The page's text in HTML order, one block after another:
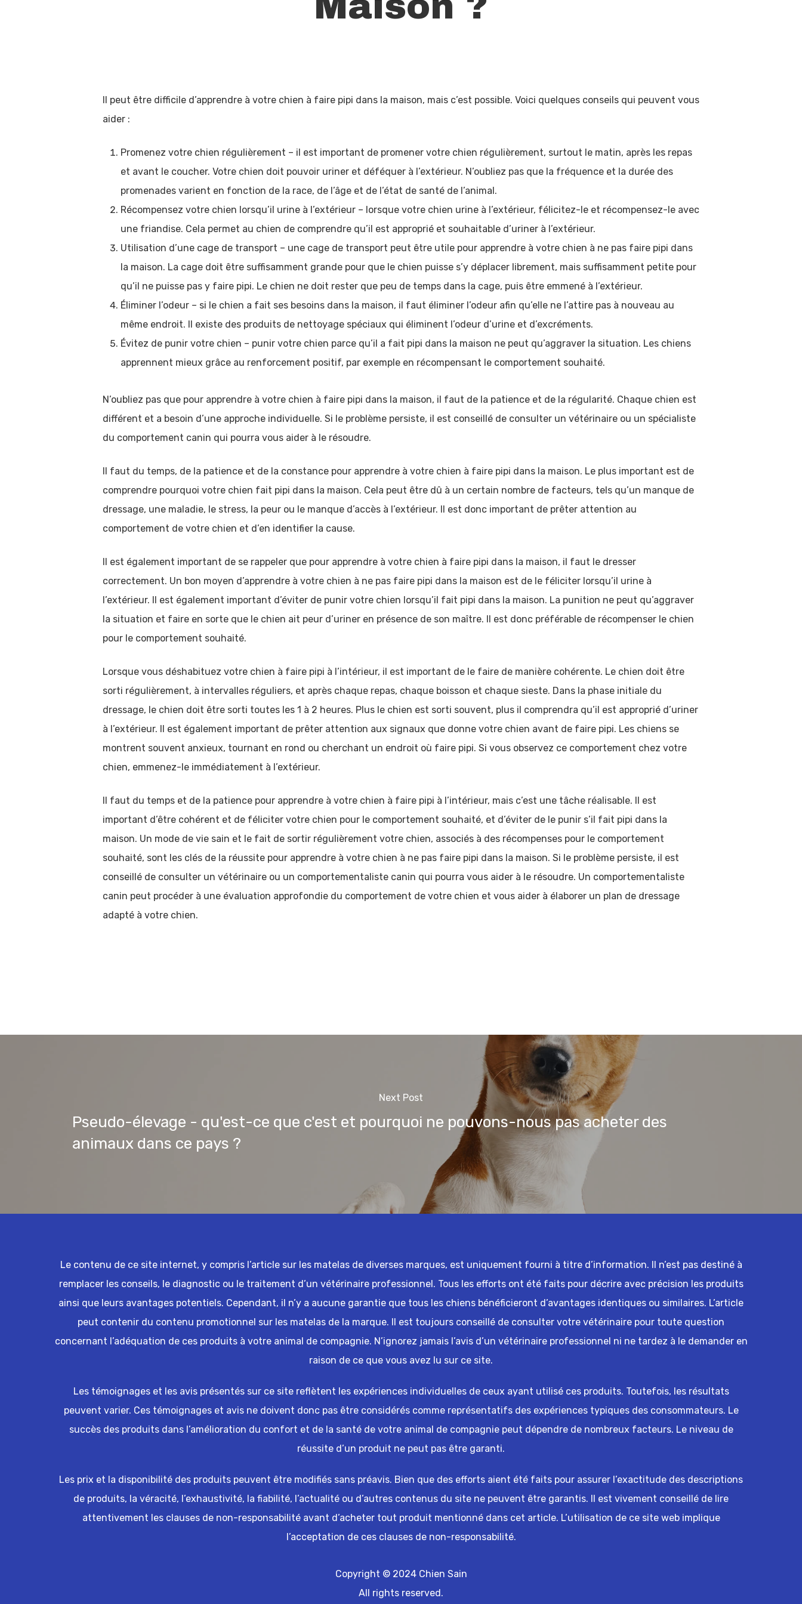
Hit enter to search or ESC to close
Il peut être difficile d’apprendre à votre chien à faire pipi dans la maison, mais c’est possible. Voici quelques conseils qui peuvent vous
aider :
Promenez votre chien régulièrement – il est important de promener votre chien régulièrement, surtout le matin, après les repas
et avant le coucher. Votre chien doit pouvoir uriner et déféquer à l’extérieur. N’oubliez pas que la fréquence et la durée des
promenades varient en fonction de la race, de l’âge et de l’état de santé de l’animal.
Récompensez votre chien lorsqu’il urine à l’extérieur – lorsque votre chien urine à l’extérieur, félicitez-le et récompensez-le avec
une friandise. Cela permet au chien de comprendre qu’il est approprié et souhaitable d’uriner à l’extérieur.
Utilisation d’une cage de transport – une cage de transport peut être utile pour apprendre à votre chien à ne pas faire pipi dans
la maison. La cage doit être suffisamment grande pour que le chien puisse s’y déplacer librement, mais suffisamment petite pour
qu’il ne puisse pas y faire pipi. Le chien ne doit rester que peu de temps dans la cage, puis être emmené à l’extérieur.
Éliminer l’odeur – si le chien a fait ses besoins dans la maison, il faut éliminer l’odeur afin qu’elle ne l’attire pas à nouveau au
même endroit. Il existe des produits de nettoyage spéciaux qui éliminent l’odeur d’urine et d’excréments.
Évitez de punir votre chien – punir votre chien parce qu’il a fait pipi dans la maison ne peut qu’aggraver la situation. Les chiens
apprennent mieux grâce au renforcement positif, par exemple en récompensant le comportement souhaité.
N’oubliez pas que pour apprendre à votre chien à faire pipi dans la maison, il faut de la patience et de la régularité. Chaque chien est
différent et a besoin d’une approche individuelle. Si le problème persiste, il est conseillé de consulter un vétérinaire ou un spécialiste
du comportement canin qui pourra vous aider à le résoudre.
Il faut du temps, de la patience et de la constance pour apprendre à votre chien à faire pipi dans la maison. Le plus important est de
comprendre pourquoi votre chien fait pipi dans la maison. Cela peut être dû à un certain nombre de facteurs, tels qu’un manque de
dressage, une maladie, le stress, la peur ou le manque d’accès à l’extérieur. Il est donc important de prêter attention au
comportement de votre chien et d’en identifier la cause.
Il est également important de se rappeler que pour apprendre à votre chien à faire pipi dans la maison, il faut le dresser
correctement. Un bon moyen d’apprendre à votre chien à ne pas faire pipi dans la maison est de le féliciter lorsqu’il urine à
l’extérieur. Il est également important d’éviter de punir votre chien lorsqu’il fait pipi dans la maison. La punition ne peut qu’aggraver
la situation et faire en sorte que le chien ait peur d’uriner en présence de son maître. Il est donc préférable de récompenser le chien
pour le comportement souhaité.
Lorsque vous déshabituez votre chien à faire pipi à l’intérieur, il est important de le faire de manière cohérente. Le chien doit être
sorti régulièrement, à intervalles réguliers, et après chaque repas, chaque boisson et chaque sieste. Dans la phase initiale du
dressage, le chien doit être sorti toutes les 1 à 2 heures. Plus le chien est sorti souvent, plus il comprendra qu’il est approprié d’uriner
à l’extérieur. Il est également important de prêter attention aux signaux que donne votre chien avant de faire pipi. Les chiens se
montrent souvent anxieux, tournant en rond ou cherchant un endroit où faire pipi. Si vous observez ce comportement chez votre
chien, emmenez-le immédiatement à l’extérieur.
Il faut du temps et de la patience pour apprendre à votre chien à faire pipi à l’intérieur, mais c’est une tâche réalisable. Il est
important d’être cohérent et de féliciter votre chien pour le comportement souhaité, et d’éviter de le punir s’il fait pipi dans la
maison. Un mode de vie sain et le fait de sortir régulièrement votre chien, associés à des récompenses pour le comportement
souhaité, sont les clés de la réussite pour apprendre à votre chien à ne pas faire pipi dans la maison. Si le problème persiste, il est
conseillé de consulter un vétérinaire ou un comportementaliste canin qui pourra vous aider à le résoudre. Un comportementaliste
canin peut procéder à une évaluation approfondie du comportement de votre chien et vous aider à élaborer un plan de dressage
adapté à votre chien.
Next Post
Pseudo-élevage - qu'est-ce que c'est et pourquoi ne pouvons-nous pas acheter des
animaux dans ce pays ?
Le contenu de ce site internet, y compris l’article sur les matelas de diverses marques, est uniquement fourni à titre d’information. Il n’est pas destiné à
remplacer les conseils, le diagnostic ou le traitement d’un vétérinaire professionnel. Tous les efforts ont été faits pour décrire avec précision les produits
ainsi que leurs avantages potentiels. Cependant, il n’y a aucune garantie que tous les chiens bénéficieront d’avantages identiques ou similaires. L’article
peut contenir du contenu promotionnel sur les matelas de la marque. Il est toujours conseillé de consulter votre vétérinaire pour toute question
concernant l’adéquation de ces produits à votre animal de compagnie. N’ignorez jamais l’avis d’un vétérinaire professionnel ni ne tardez à le demander en
raison de ce que vous avez lu sur ce site.
Les témoignages et les avis présentés sur ce site reflètent les expériences individuelles de ceux ayant utilisé ces produits. Toutefois, les résultats
peuvent varier. Ces témoignages et avis ne doivent donc pas être considérés comme représentatifs des expériences typiques des consommateurs. Le
succès des produits dans l’amélioration du confort et de la santé de votre animal de compagnie peut dépendre de nombreux facteurs. Le niveau de
réussite d’un produit ne peut pas être garanti.
Les prix et la disponibilité des produits peuvent être modifiés sans préavis. Bien que des efforts aient été faits pour assurer l’exactitude des descriptions
de produits, la véracité, l’exhaustivité, la fiabilité, l’actualité ou d’autres contenus du site ne peuvent être garantis. Il est vivement conseillé de lire
attentivement les clauses de non-responsabilité avant d’acheter tout produit mentionné dans cet article. L’utilisation de ce site web implique
l’acceptation de ces clauses de non-responsabilité.
Copyright © 2024 Chien Sain
All rights reserved.